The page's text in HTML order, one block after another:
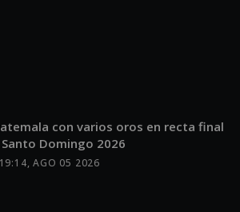
con varios oros en recta final
Domingo 2026
19:14, AGO 05 2026